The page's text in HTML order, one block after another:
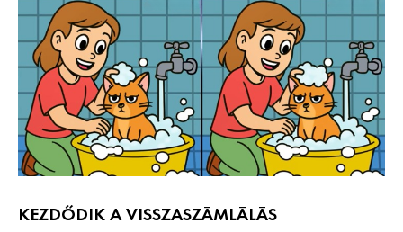
KEZDŐDIK A VISSZASZÁMLÁLÁS